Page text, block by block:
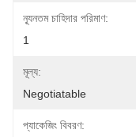
ন্যূনতম চাহিদার পরিমাণ:
1
মূল্য:
Negotiatable
প্যাকেজিং বিবরণ: